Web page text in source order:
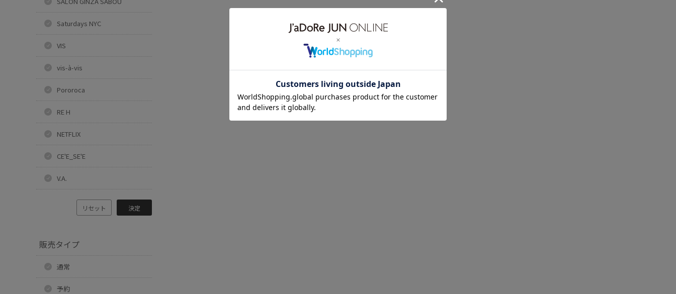
Saturdays NYC
VIS
vis-à-vis
Pororoca
RE H
NETFLIX
CE'E_SE'E
V.A.
リセット 決定
販売タイプ
通常
予約